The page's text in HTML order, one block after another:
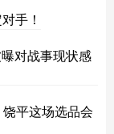
手！
对战事现状感
平这场选品会